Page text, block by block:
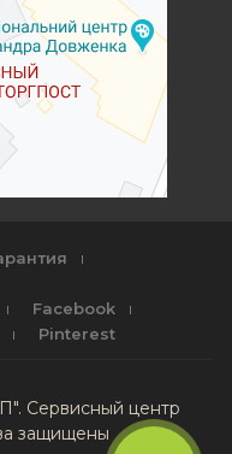
Facebook
Pinterest
Сервисный центр
защищены